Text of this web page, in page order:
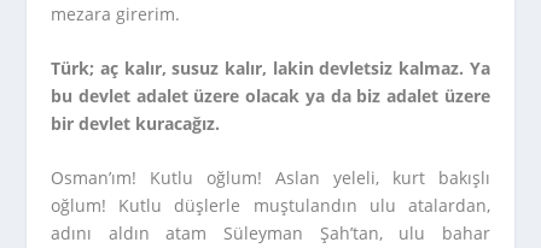
mezara girerim.
Türk; aç kalır, susuz kalır, lakin devletsiz kalmaz. Ya
bu devlet adalet üzere olacak ya da biz adalet üzere
bir devlet kuracağız.
Osman’ım! Kutlu oğlum! Aslan yeleli, kurt bakışlı
oğlum! Kutlu düşlerle muştulandın ulu atalardan,
adını aldın atam Süleyman Şah’tan, ulu bahar